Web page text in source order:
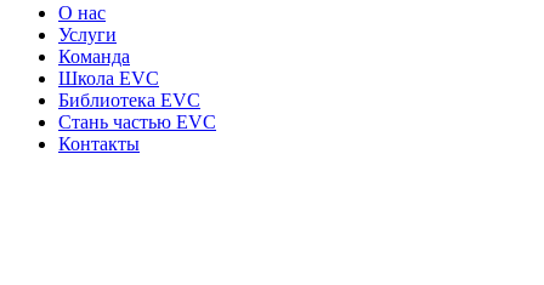
О нас
Услуги
Команда
Школа EVC
Библиотека EVC
Стань частью EVC
Контакты